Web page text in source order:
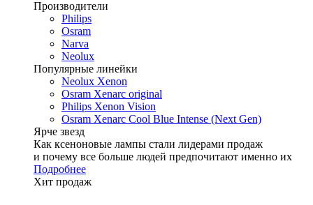
Производители
Philips
Osram
Narva
Neolux
Популярные линейки
Neolux Xenon
Osram Xenarc original
Philips Xenon Vision
Osram Xenarc Cool Blue Intense (Next Gen)
Ярче звезд
Как ксеноновые лампы стали лидерами продаж
и почему все больше людей предпочитают именно их
Подробнее
Хит продаж